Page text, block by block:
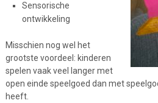
Sensorische
ontwikkeling
Misschien nog wel het
grootste voordeel: kinderen
spelen vaak veel langer met
open einde speelgoed dan met
heeft.